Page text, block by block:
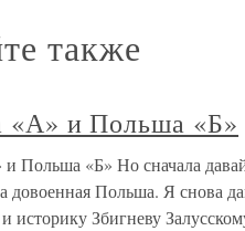
также
«А» и Польша «Б»
Польша «Б» Но сначала
довоенная Польша. Я снова
историку Збигневу